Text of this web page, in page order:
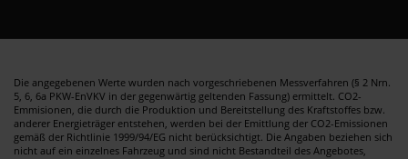
Die angegebenen Werte wurden nach vorgeschriebenen Messverfahren (§ 2 Nrn.
5, 6, 6a PKW-EnVKV in der gegenwärtig geltenden Fassung) ermittelt. CO2-
Emmisionen, die durch die Produktion und Bereitstellung des Kraftstoffes bzw.
anderer Energieträger entstehen, werden bei der Emittlung der CO2-Emissionen
gemäß der Richtlinie 1999/94/EG nicht berücksichtigt. Die Angaben beziehen sich
nicht auf ein einzelnes Fahrzeug und sind nicht Bestandteil des Angebotes,